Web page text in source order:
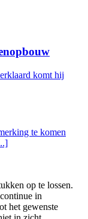
komt hij
te komen
op te lossen.
in
het gewenste